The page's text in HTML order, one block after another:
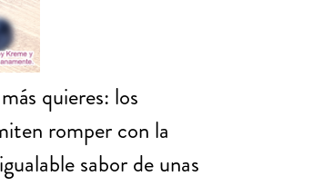
quieres: los
romper con la
sabor de unas